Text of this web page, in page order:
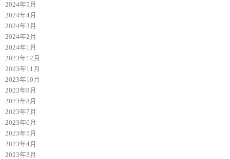
2024年5月
2024年4月
2024年3月
2024年2月
2024年1月
2023年12月
2023年11月
2023年10月
2023年9月
2023年8月
2023年7月
2023年6月
2023年5月
2023年4月
2023年3月